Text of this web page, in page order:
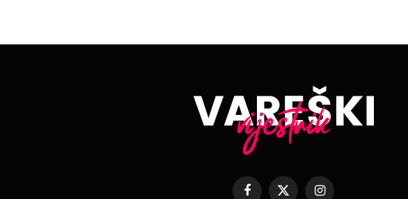
Facebook
X Instagram